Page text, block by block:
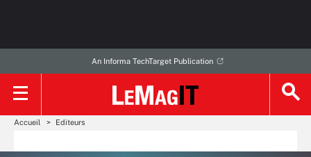
An Informa TechTarget Publication
Accueil Editeurs